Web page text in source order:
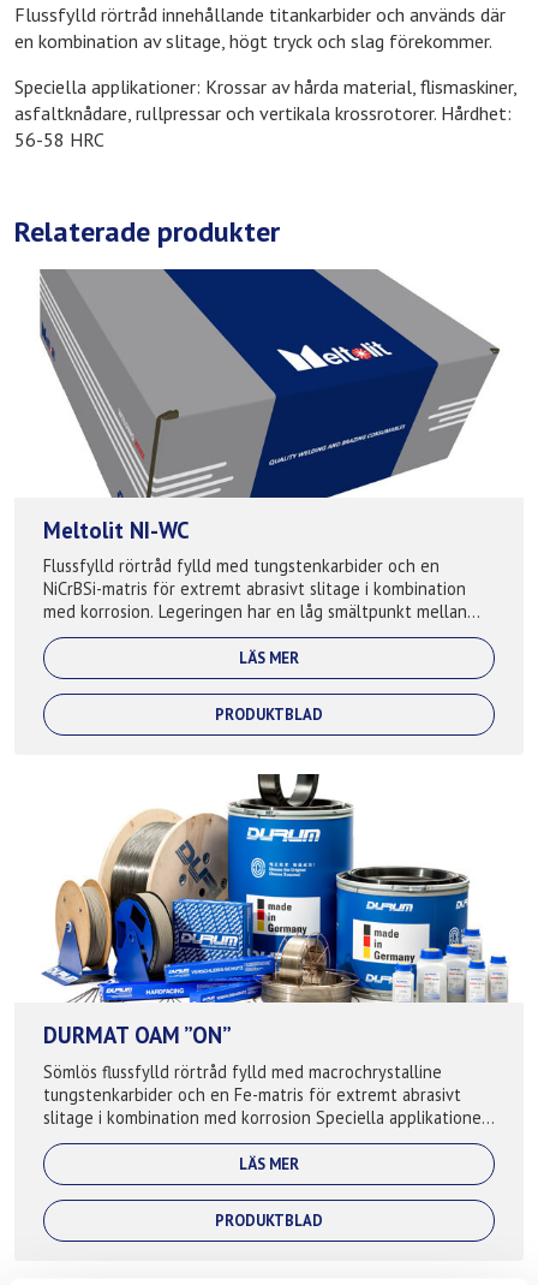
Flussfylld rörtråd innehållande titankarbider och används där
en kombination av slitage, högt tryck och slag förekommer.
Speciella applikationer: Krossar av hårda material, flismaskiner,
asfaltknådare, rullpressar och vertikala krossrotorer. Hårdhet:
56-58 HRC
Relaterade produkter
Meltolit NI-WC
Flussfylld rörtråd fylld med tungstenkarbider och en
NiCrBSi-matris för extremt abrasivt slitage i kombination
med korrosion. Legeringen har en låg smältpunkt mellan
900-1050°C och får en len oc...
LÄS MER
PRODUKTBLAD
DURMAT OAM ”ON”
Sömlös flussfylld rörtråd fylld med macrochrystalline
tungstenkarbider och en Fe-matris för extremt abrasivt
slitage i kombination med korrosion Speciella applikationer:
Blandarblad, borrutrustn...
LÄS MER
PRODUKTBLAD